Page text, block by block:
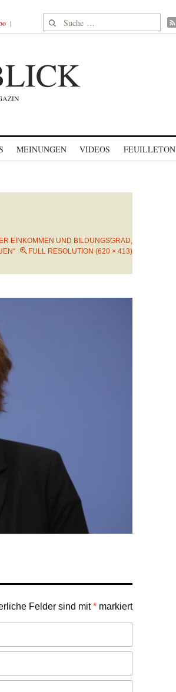
Suche nach:
MEINUNGEN VIDEOS FEUILLETON
EINKOMMEN UND BILDUNGSGRAD,
FULL RESOLUTION (620 × 413)
Felder sind mit* markiert